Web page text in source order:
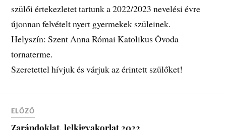
szülői értekezletet tartunk a 2022/2023 nevelési évre
újonnan felvételt nyert gyermekek szüleinek.
Helyszín: Szent Anna Római Katolikus Óvoda
tornaterme.
Szeretettel hívjuk és várjuk az érintett szülőket!
ELŐZŐ
Zarándoklat, lelkigyakorlat 2022